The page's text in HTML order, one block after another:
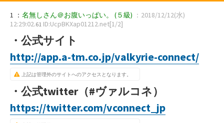
1 ： 名無しさん＠お腹いっぱい。 (５級) ：2018/12/12(水)
12:29:02.61 ID:UcpBKXap01212.net[1/2]
・公式サイト
http://app.a-tm.co.jp/valkyrie-connect/
上記は管理外のサイトへのアクセスとなります。
・公式twitter（#ヴァルコネ）
https://twitter.com/vconnect_jp